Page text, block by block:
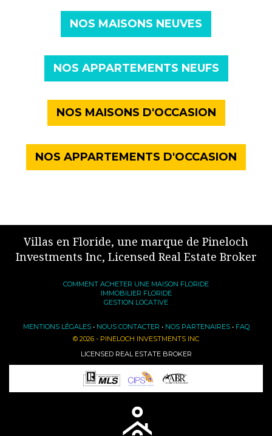
NOS MAISONS NEUVES
NOS APPARTEMENTS NEUFS
NOS MAISONS D'OCCASION
NOS APPARTEMENTS D'OCCASION
Villas en Floride, une marque de Pineloch
Investments Inc, Licensed Real Estate Broker
COMMENT ACHETER UNE MAISON FLORIDE
IMMOBILIER FLORIDE
GESTION LOCATIVE
MENTIONS LÉGALES• NOUS CONTACTER • NOS PARTENAIRES• FAQ
© 2026 - PINELOCH INVESTMENTS INC
LICENSED REAL ESTATE BROKER